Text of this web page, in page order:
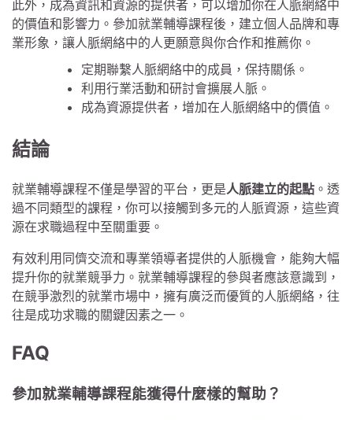
此外，成為資訊和資源的提供者，可以增加你在人脈網絡中
的價值和影響力。參加就業輔導課程後，建立個人品牌和專
業形象，讓人脈網絡中的人更願意與你合作和推薦你。
定期聯繫人脈網絡中的成員，保持關係。
利用行業活動和研討會擴展人脈。
成為資源提供者，增加在人脈網絡中的價值。
結論
就業輔導課程不僅是學習的平台，更是人脈建立的起點 。透
過不同類型的課程，你可以接觸到多元的人脈資源，這些資
源在求職過程中至關重要。
有效利用同儕交流和專業領導者提供的人脈機會，能夠大幅
提升你的就業競爭力。就業輔導課程的參與者應該意識到，
在競爭激烈的就業市場中，擁有廣泛而優質的人脈網絡，往
往是成功求職的關鍵因素之一。
FAQ
參加就業輔導課程能獲得什麼樣的幫助？